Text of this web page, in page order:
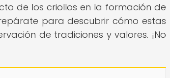
de los criollos en la formación de
para descubrir cómo estas
de tradiciones y valores. ¡No